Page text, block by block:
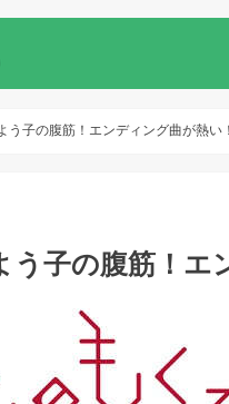
う子の腹筋！エンディング曲が熱い！
子の腹筋！エ